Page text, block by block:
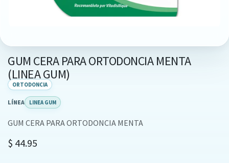
GUM CERA PARA ORTODONCIA MENTA
(LINEA GUM)
ORTODONCIA
LÍNEA LINEA GUM
GUM CERA PARA ORTODONCIA MENTA
$ 44.95